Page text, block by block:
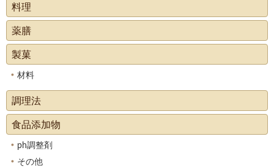
料理
薬膳
製菓
材料
調理法
食品添加物
ph調整剤
その他